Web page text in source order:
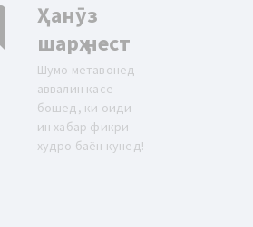
Ҳанӯз
шарҳ нест
Шумо метавонед
аввалин касе
бошед, ки оиди
ин хабар фикри
худро баён кунед!